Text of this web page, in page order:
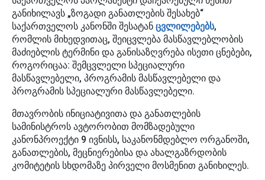
განიხილავს „ზოგადი განათლების შესახებ“
საქართველოს კანონში შესატან ცვლილებებს,
რომლის მიხედვითაც, შეიცვლება მასწავლებლობის
მაძიებლის ტერმინი და განისაზღვრება ისეთი ცნებები,
როგორიცაა: შემცვლელი სპეციალური
მასწავლებელი, პროგრამის მასწავლებელი და
პროგრამის სპეციალური მასწავლებელი.
მთავრობის ინიციატივითა და განათლების
სამინისტროს ავტორობით მომზადებული
კანონპროექტი 9 ივნისს, საკანონმდებლო ორგანოში,
განათლების, მეცნიერებისა და ახალგაზრდობის
კომიტეტის სხდომაზე პირველი მოსმენით განიხილეს.